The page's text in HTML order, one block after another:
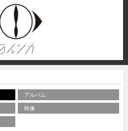
アルバム
映像